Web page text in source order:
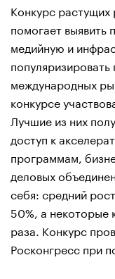
Конкурс растущих
помогает выявить
медийную и
международных
конкурсе
Лучшие из них
доступ к
программам,
деловых
себя: средний
50%, а некоторые
раза. Конкурс
Росконгресс при